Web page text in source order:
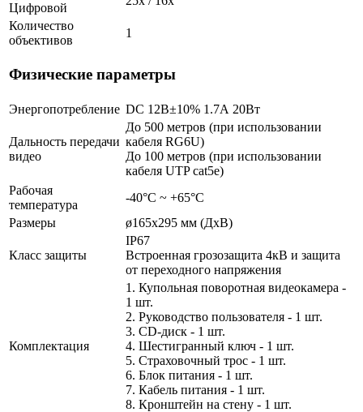
Цифровой
Количество
объективов
1
Физические параметры
Энергопотребление DC 12В±10% 1.7А 20Вт
Дальность передачи
видео
До 500 метров (при использовании
кабеля RG6U)
До 100 метров (при использовании
кабеля UTP cat5e)
Рабочая
температура
-40°C ~ +65°C
Размеры
ø165х295 мм (ДхВ)
Класс защиты
IP67
Встроенная грозозащита 4кВ и защита
от переходного напряжения
Комплектация
1. Купольная поворотная видеокамера -
1 шт.
2. Руководство пользователя - 1 шт.
3. CD-диск - 1 шт.
4. Шестигранный ключ - 1 шт.
5. Страховочный трос - 1 шт.
6. Блок питания - 1 шт.
7. Кабель питания - 1 шт.
8. Кронштейн на стену - 1 шт.